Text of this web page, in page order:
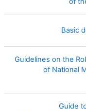
Basic
Guidelines on the
of National
Guide